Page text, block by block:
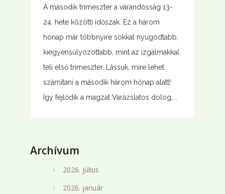
A második trimeszter a várandósság 13-
24. hete közötti időszak. Ez a három
hónap már többnyire sokkal nyugodtabb,
kiegyensúlyozottabb, mint az izgalmakkal
teli első trimeszter. Lássuk, mire lehet
számítani a második három hónap alatt!
Így fejlődik a magzat Varázslatos dolog,...
Archívum
2026. július
2026. január